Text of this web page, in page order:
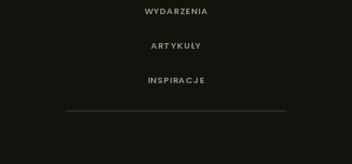
WYDARZENIA
ARTYKUŁY
INSPIRACJE